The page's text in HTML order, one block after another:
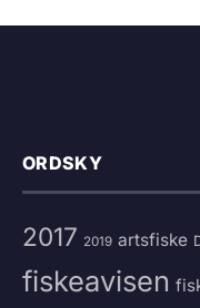
ORDSKY
2017 2019 artsfiske
fiskeavisen